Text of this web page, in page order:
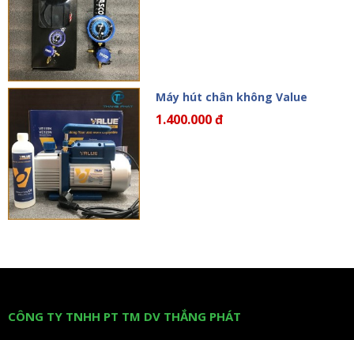
Máy hút chân không Value
1.400.000 đ
CÔNG TY TNHH PT TM DV THẮNG PHÁT